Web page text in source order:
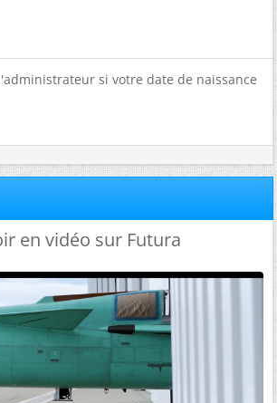
si votre date de naissance
en vidéo sur Futura